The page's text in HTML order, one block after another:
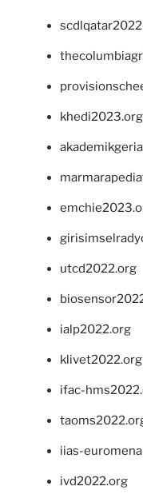
khedi2023.org
utcd2022.org
ialp2022.org
klivet2022.org
ifac-
iias-
ivd2022.org